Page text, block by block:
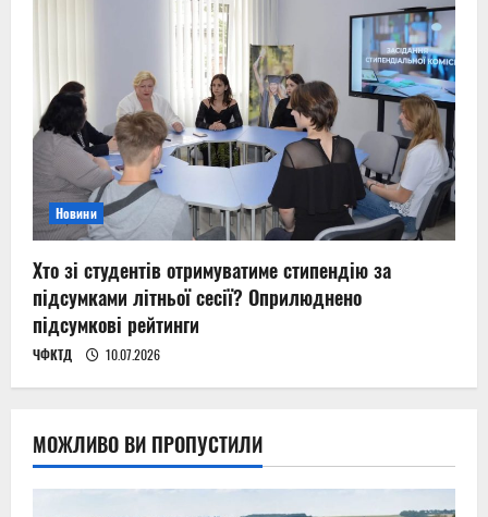
Новини
Хто зі студентів отримуватиме стипендію за
підсумками літньої сесії? Оприлюднено
підсумкові рейтинги
ЧФКТД 10.07.2026
МОЖЛИВО ВИ ПРОПУСТИЛИ